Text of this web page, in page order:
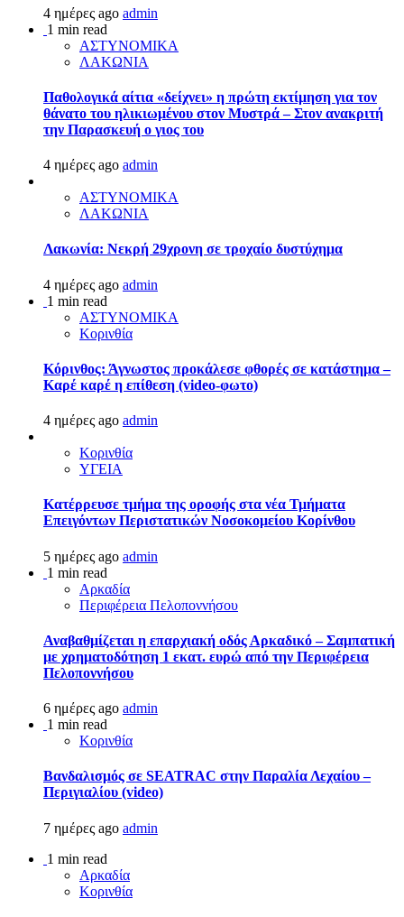
4 ημέρες ago admin
1 min read
ΑΣΤΥΝΟΜΙΚΑ
ΛΑΚΩΝΙΑ
Παθολογικά αίτια «δείχνει» η πρώτη εκτίμηση για τον
θάνατο του ηλικιωμένου στον Μυστρά – Στον ανακριτή
την Παρασκευή ο γιος του
4 ημέρες ago admin
ΑΣΤΥΝΟΜΙΚΑ
ΛΑΚΩΝΙΑ
Λακωνία: Νεκρή 29χρονη σε τροχαίο δυστύχημα
4 ημέρες ago admin
1 min read
ΑΣΤΥΝΟΜΙΚΑ
Κορινθία
Κόρινθος: Άγνωστος προκάλεσε φθορές σε κατάστημα –
Καρέ καρέ η επίθεση (video-φωτο)
4 ημέρες ago admin
Κορινθία
ΥΓΕΙΑ
Kατέρρευσε τμήμα της οροφής στα νέα Τμήματα
Επειγόντων Περιστατικών Νοσοκομείου Κορίνθου
5 ημέρες ago admin
1 min read
Αρκαδία
Περιφέρεια Πελοποννήσου
Αναβαθμίζεται η επαρχιακή οδός Αρκαδικό – Σαμπατική
με χρηματοδότηση 1 εκατ. ευρώ από την Περιφέρεια
Πελοποννήσου
6 ημέρες ago admin
1 min read
Κορινθία
Βανδαλισμός σε SEATRAC στην Παραλία Λεχαίου –
Περιγιαλίου (video)
7 ημέρες ago admin
1 min read
Αρκαδία
Κορινθία